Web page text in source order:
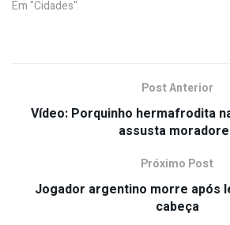
Em "Cidades"
Post Anterior
Vídeo: Porquinho hermafrodita
assusta
Próximo Post
Jogador argentino morre após
cabeça